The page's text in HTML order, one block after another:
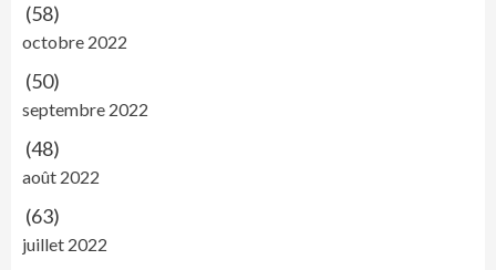
(58)
octobre 2022
(50)
septembre 2022
(48)
août 2022
(63)
juillet 2022